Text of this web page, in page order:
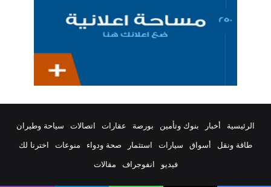
الرئيسية أخبار بنوك وتأمين بورصة عقارات اتصالات
سياحة وطيران
طاقة ونقل
أسواق سيارات استثمار صحة ودواء منوعات
اخترنا لك
فيديو
انفوجراف مقالات